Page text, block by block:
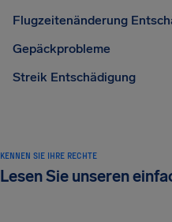
Flugzeitenänderung
Gepäckprobleme
Streik Entschädigung
KENNEN SIE IHRE RECHTE
Lesen Sie unseren